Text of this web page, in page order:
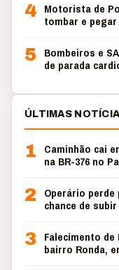
4 Motorista de
tombar e
5 Bombeiros e
de parada
ÚLTIMAS
1
Caminhão cai
na BR-376 no
2
Operário perde
chance de
3 Falecimento de
bairro Ronda,